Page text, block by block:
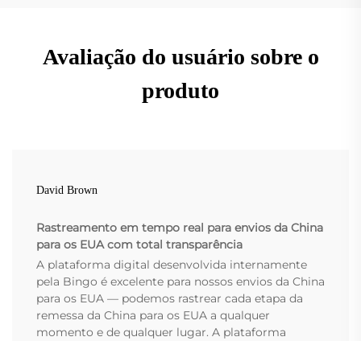
Avaliação do usuário sobre o
produto
David Brown
Rastreamento em tempo real para envios da China
para os EUA com total transparência
A plataforma digital desenvolvida internamente
pela Bingo é excelente para nossos envios da China
para os EUA — podemos rastrear cada etapa da
remessa da China para os EUA a qualquer
momento e de qualquer lugar. A plataforma